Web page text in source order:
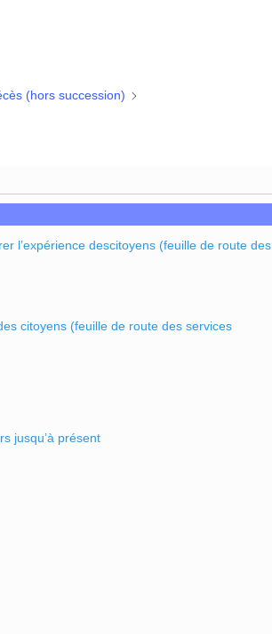
(hors succession)
l’expérience descitoyens (feuille de route des
citoyens (feuille de route des services
jusqu’à présent